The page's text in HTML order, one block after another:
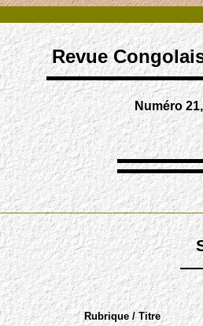
Revue
Numéro
Rubrique / Titre